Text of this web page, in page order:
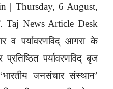
| Thursday, 6 August,
Taj News Article Desk
व पर्यावरणविद् आगरा के
पर्यावरणविद् बृज
जनसंचार संस्थान’